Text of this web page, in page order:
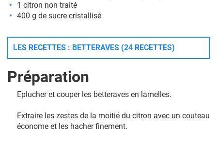
1 citron non traité
400 g de sucre cristallisé
LES RECETTES : BETTERAVES (24 RECETTES)
Préparation
Eplucher et couper les betteraves en lamelles.
Extraire les zestes de la moitié du citron avec un couteau
économe et les hacher finement.